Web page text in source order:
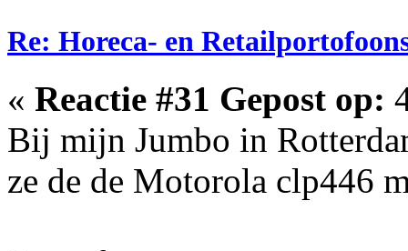
Re: Horeca- en
« Reactie #31 Gepost op:
Bij mijn Jumbo in
ze de de Motorola clp446